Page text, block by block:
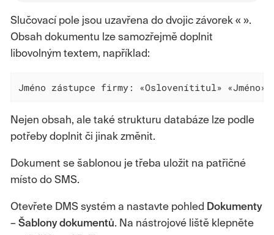
Slučovací pole jsou uzavřena do dvojic závorek « ».
Obsah dokumentu lze samozřejmě doplnit
libovolným textem, například:
Jméno zástupce firmy: «Oslovenítitul» «Jméno»
Nejen obsah, ale také strukturu databáze lze podle
potřeby doplnit či jinak změnit.
Dokument se šablonou je třeba uložit na patřičné
místo do SMS.
Otevřete DMS systém a nastavte pohled Dokumenty
– Šablony dokumentů. Na nástrojové liště klepněte